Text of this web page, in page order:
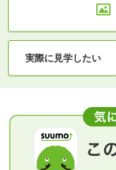
実際に見学したい